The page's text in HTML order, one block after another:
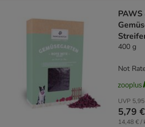
PAWS
400 g
UVP
5,79 €
14,48 € /
Not